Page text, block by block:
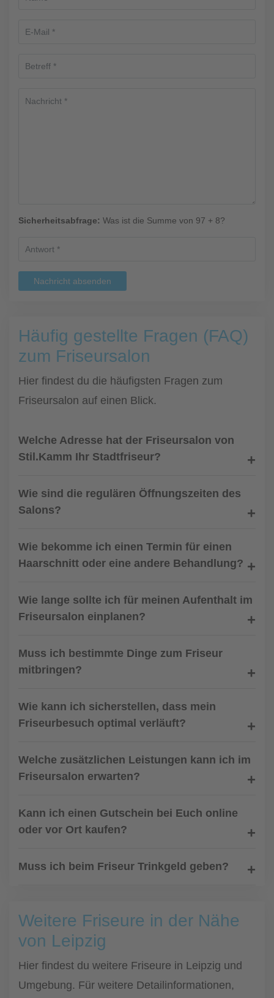
Sicherheitsabfrage: Was ist die Summe von 97 + 8?
Nachricht absenden
Häufig gestellte Fragen (FAQ)
zum Friseursalon
Hier findest du die häufigsten Fragen zum
Friseursalon auf einen Blick.
Welche Adresse hat der Friseursalon von
Stil.Kamm Ihr Stadtfriseur?
Wie sind die regulären Öffnungszeiten des
Salons?
Wie bekomme ich einen Termin für einen
Haarschnitt oder eine andere Behandlung?
Wie lange sollte ich für meinen Aufenthalt im
Friseursalon einplanen?
Muss ich bestimmte Dinge zum Friseur
mitbringen?
Wie kann ich sicherstellen, dass mein
Friseurbesuch optimal verläuft?
Welche zusätzlichen Leistungen kann ich im
Friseursalon erwarten?
Kann ich einen Gutschein bei Euch online
oder vor Ort kaufen?
Muss ich beim Friseur Trinkgeld geben?
Weitere Friseure in der Nähe
von Leipzig
Hier findest du weitere Friseure in Leipzig und
Umgebung. Für weitere Detailinformationen,